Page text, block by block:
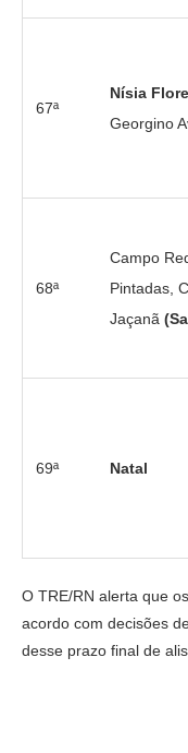
67ª
Nísia
Georgino
68ª
Campo
Pintadas,
Jaçanã
69ª Natal
O TRE/RN alerta que
acordo com decisões
desse prazo final de